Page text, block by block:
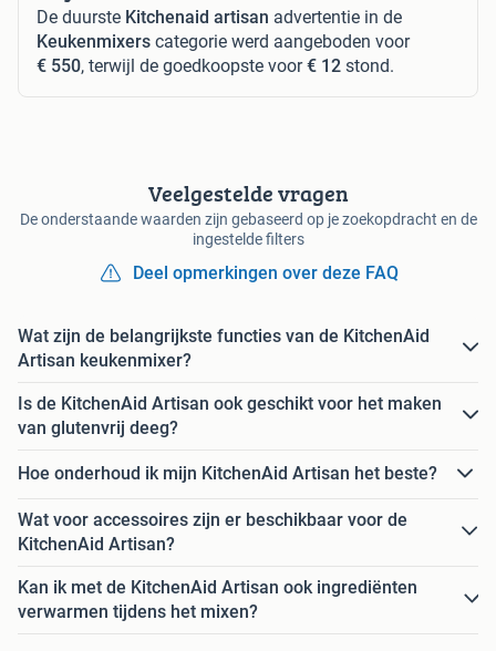
De duurste Kitchenaid artisan advertentie in de
Keukenmixers categorie werd aangeboden voor
€ 550, terwijl de goedkoopste voor€ 12 stond.
Veelgestelde vragen
De onderstaande waarden zijn gebaseerd op je zoekopdracht en de
ingestelde filters
Deel opmerkingen over deze FAQ
Wat zijn de belangrijkste functies van de KitchenAid
Artisan keukenmixer?
Is de KitchenAid Artisan ook geschikt voor het maken
van glutenvrij deeg?
Hoe onderhoud ik mijn KitchenAid Artisan het beste?
Wat voor accessoires zijn er beschikbaar voor de
KitchenAid Artisan?
Kan ik met de KitchenAid Artisan ook ingrediënten
verwarmen tijdens het mixen?